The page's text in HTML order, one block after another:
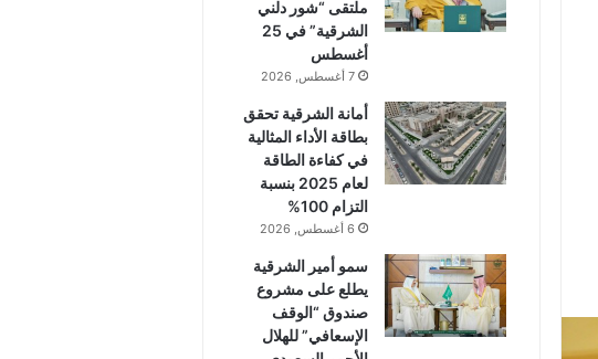
ملتقى “شور دلني
الشرقية” في 25
أغسطس
7 أغسطس, 2026
أمانة الشرقية تحقق
بطاقة الأداء المثالية
في كفاءة الطاقة
لعام 2025 بنسبة
التزام 100%
6 أغسطس, 2026
سمو أمير الشرقية
يطلع على مشروع
صندوق “الوقف
الإسعافي” للهلال